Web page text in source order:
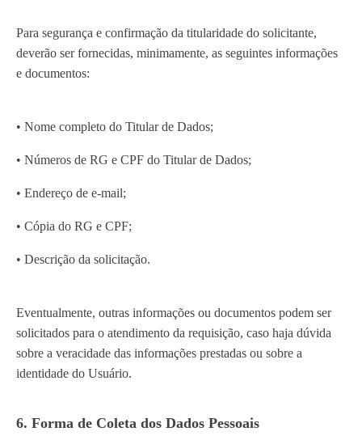
Para segurança e confirmação da titularidade do solicitante,
deverão ser fornecidas, minimamente, as seguintes informações
e documentos:
• Nome completo do Titular de Dados;
• Números de RG e CPF do Titular de Dados;
• Endereço de e-mail;
• Cópia do RG e CPF;
• Descrição da solicitação.
Eventualmente, outras informações ou documentos podem ser
solicitados para o atendimento da requisição, caso haja dúvida
sobre a veracidade das informações prestadas ou sobre a
identidade do Usuário.
6. Forma de Coleta dos Dados Pessoais